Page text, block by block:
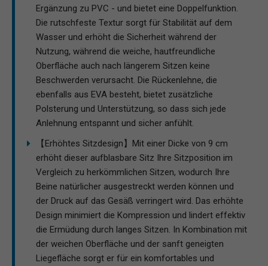
Ergänzung zu PVC - und bietet eine Doppelfunktion.
Die rutschfeste Textur sorgt für Stabilität auf dem
Wasser und erhöht die Sicherheit während der
Nutzung, während die weiche, hautfreundliche
Oberfläche auch nach längerem Sitzen keine
Beschwerden verursacht. Die Rückenlehne, die
ebenfalls aus EVA besteht, bietet zusätzliche
Polsterung und Unterstützung, so dass sich jede
Anlehnung entspannt und sicher anfühlt.
【Erhöhtes Sitzdesign】Mit einer Dicke von 9 cm
erhöht dieser aufblasbare Sitz Ihre Sitzposition im
Vergleich zu herkömmlichen Sitzen, wodurch Ihre
Beine natürlicher ausgestreckt werden können und
der Druck auf das Gesäß verringert wird. Das erhöhte
Design minimiert die Kompression und lindert effektiv
die Ermüdung durch langes Sitzen. In Kombination mit
der weichen Oberfläche und der sanft geneigten
Liegefläche sorgt er für ein komfortables und